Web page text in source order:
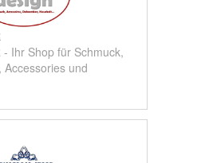
Ihr Shop für Schmuck,
und